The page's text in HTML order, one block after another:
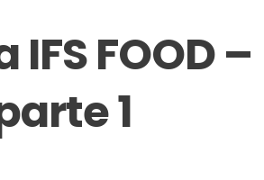
FOOD –
1